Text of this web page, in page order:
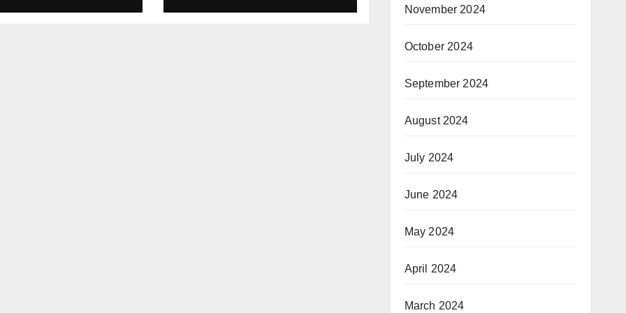
November 2024
October 2024
September 2024
August 2024
July 2024
June 2024
May 2024
April 2024
March 2024